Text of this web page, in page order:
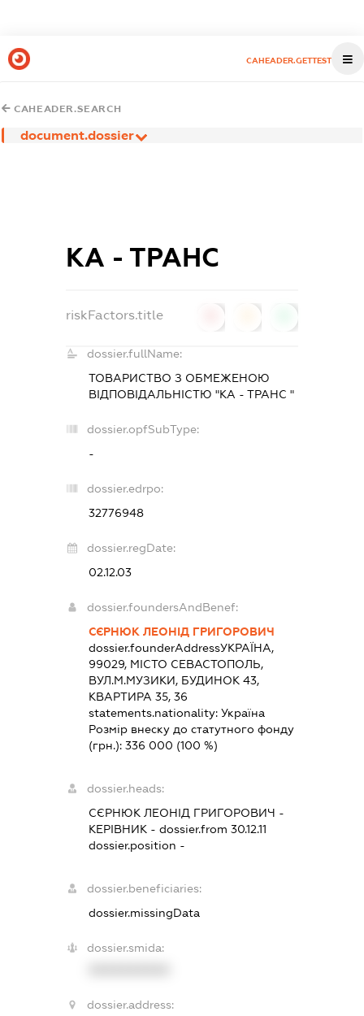
CAHEADER.GETTEST
CAHEADER.SEARCH
document.dossier
КА - ТРАНС
riskFactors.title
dossier.fullName:
ТОВАРИСТВО З ОБМЕЖЕНОЮ
ВІДПОВІДАЛЬНІСТЮ "КА - ТРАНС "
dossier.opfSubType:
-
dossier.edrpo:
32776948
dossier.regDate:
02.12.03
dossier.foundersAndBenef:
СЄРНЮК ЛЕОНІД ГРИГОРОВИЧ
dossier.founderAddressУКРАЇНА,
99029, МІСТО СЕВАСТОПОЛЬ,
ВУЛ.М.МУЗИКИ, БУДИНОК 43,
КВАРТИРА 35, 36
statements.nationality:Україна
Розмір внеску до статутного фонду
(грн.):336 000 (100 %)
dossier.heads:
СЄРНЮК ЛЕОНІД ГРИГОРОВИЧ -
КЕРІВНИК - dossier.from 30.12.11
dossier.position -
dossier.beneficiaries:
dossier.missingData
dossier.smida:
dossier.address: